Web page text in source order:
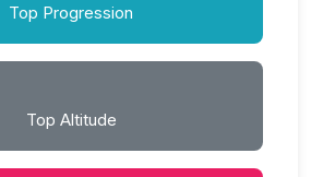
Top Progression
Top Altitude